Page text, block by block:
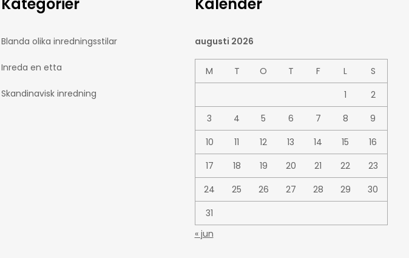
Blanda olika inredningsstilar
Inreda en etta
Skandinavisk inredning
augusti 2026
M T O T F L
S
1
2
3
4 5 6 7 8
9
10
11 12 13 14 15
16
17
18 19 20 21 22
23
24
25 26 27 28 29
30
31
« jun